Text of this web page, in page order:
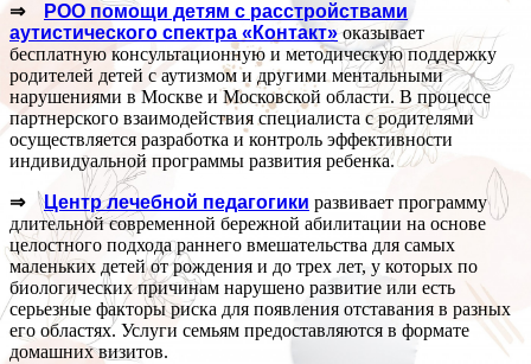
⇒
РОО помощи детям с расстройствами
аутистического спектра «Контакт»оказывает
бесплатную консультационную и методическую поддержку
родителей детей с аутизмом и другими ментальными
нарушениями в Москве и Московской области. В процессе
партнерского взаимодействия специалиста с родителями
осуществляется разработка и контроль эффективности
индивидуальной программы развития ребенка.
⇒Центр лечебной педагогики развивает программу
длительной современной бережной абилитации на основе
целостного подхода раннего вмешательства для самых
маленьких детей от рождения и до трех лет, у которых по
биологических причинам нарушено развитие или есть
серьезные факторы риска для появления отставания в разных
его областях. Услуги семьям предоставляются в формате
домашних визитов.